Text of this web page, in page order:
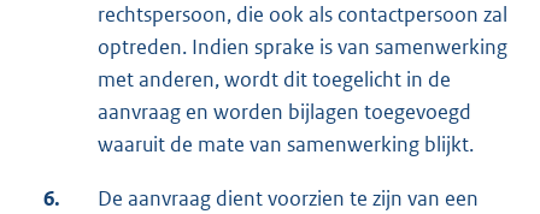
rechtspersoon, die ook als contactpersoon zal
optreden. Indien sprake is van samenwerking
met anderen, wordt dit toegelicht in de
aanvraag en worden bijlagen toegevoegd
waaruit de mate van samenwerking blijkt.
6.
De aanvraag dient voorzien te zijn van een